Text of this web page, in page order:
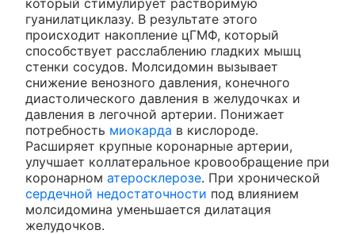
который стимулирует растворимую
гуанилатциклазу. В результате этого
происходит накопление цГМФ, который
способствует расслаблению гладких мышц
стенки сосудов. Молсидомин вызывает
снижение венозного давления, конечного
диастолического давления в желудочках и
давления в легочной артерии. Понижает
потребность миокарда в кислороде.
Расширяет крупные коронарные артерии,
улучшает коллатеральное кровообращение при
коронарном атеросклерозе. При хронической
сердечной недостаточности под влиянием
молсидомина уменьшается дилатация
желудочков.